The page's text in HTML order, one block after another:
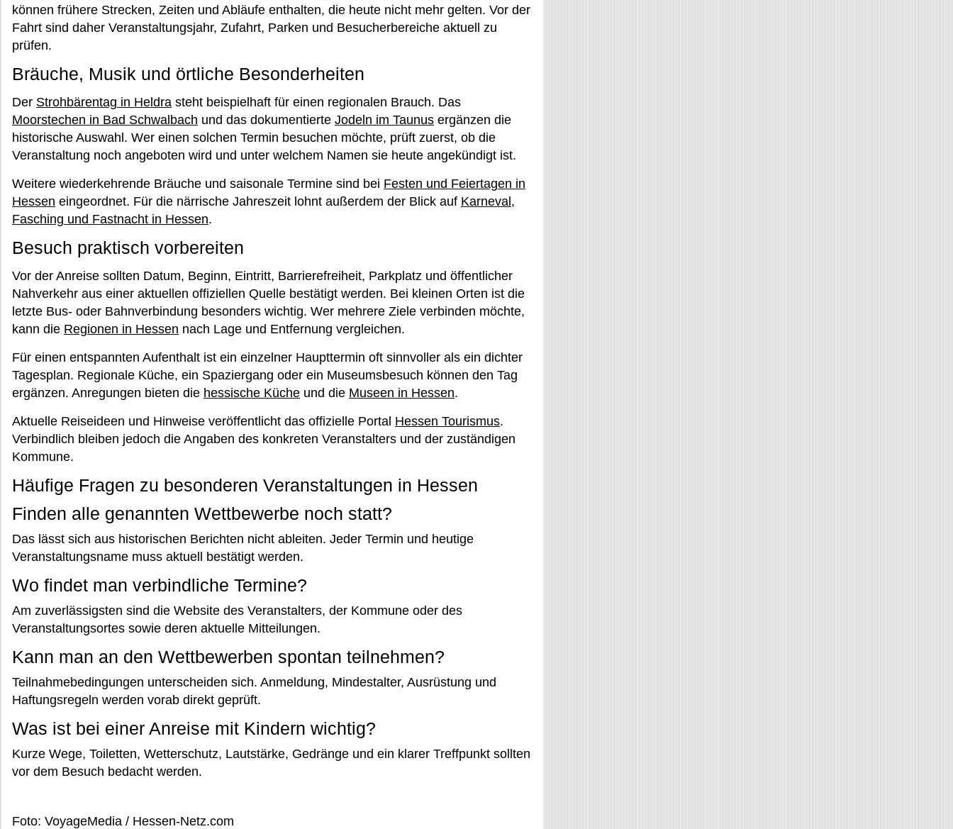
können frühere Strecken, Zeiten und Abläufe enthalten, die heute nicht mehr gelten. Vor der
Fahrt sind daher Veranstaltungsjahr, Zufahrt, Parken und Besucherbereiche aktuell zu
prüfen.
Bräuche, Musik und örtliche Besonderheiten
Der Strohbärentag in Heldra steht beispielhaft für einen regionalen Brauch. Das
Moorstechen in Bad Schwalbach und das dokumentierte Jodeln im Taunus ergänzen die
historische Auswahl. Wer einen solchen Termin besuchen möchte, prüft zuerst, ob die
Veranstaltung noch angeboten wird und unter welchem Namen sie heute angekündigt ist.
Weitere wiederkehrende Bräuche und saisonale Termine sind bei Festen und Feiertagen in
Hessen eingeordnet. Für die närrische Jahreszeit lohnt außerdem der Blick auf Karneval,
Fasching und Fastnacht in Hessen.
Besuch praktisch vorbereiten
Vor der Anreise sollten Datum, Beginn, Eintritt, Barrierefreiheit, Parkplatz und öffentlicher
Nahverkehr aus einer aktuellen offiziellen Quelle bestätigt werden. Bei kleinen Orten ist die
letzte Bus- oder Bahnverbindung besonders wichtig. Wer mehrere Ziele verbinden möchte,
kann die Regionen in Hessen nach Lage und Entfernung vergleichen.
Für einen entspannten Aufenthalt ist ein einzelner Haupttermin oft sinnvoller als ein dichter
Tagesplan. Regionale Küche, ein Spaziergang oder ein Museumsbesuch können den Tag
ergänzen. Anregungen bieten die hessische Küche und die Museen in Hessen.
Aktuelle Reiseideen und Hinweise veröffentlicht das offizielle Portal Hessen Tourismus.
Verbindlich bleiben jedoch die Angaben des konkreten Veranstalters und der zuständigen
Kommune.
Häufige Fragen zu besonderen Veranstaltungen in Hessen
Finden alle genannten Wettbewerbe noch statt?
Das lässt sich aus historischen Berichten nicht ableiten. Jeder Termin und heutige
Veranstaltungsname muss aktuell bestätigt werden.
Wo findet man verbindliche Termine?
Am zuverlässigsten sind die Website des Veranstalters, der Kommune oder des
Veranstaltungsortes sowie deren aktuelle Mitteilungen.
Kann man an den Wettbewerben spontan teilnehmen?
Teilnahmebedingungen unterscheiden sich. Anmeldung, Mindestalter, Ausrüstung und
Haftungsregeln werden vorab direkt geprüft.
Was ist bei einer Anreise mit Kindern wichtig?
Kurze Wege, Toiletten, Wetterschutz, Lautstärke, Gedränge und ein klarer Treffpunkt sollten
vor dem Besuch bedacht werden.
Foto: VoyageMedia / Hessen-Netz.com